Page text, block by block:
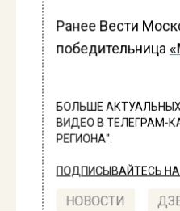
Ранее Вести
победительница
БОЛЬШЕ
ВИДЕО В ТЕЛЕГРАМ-
РЕГИОНА".
ПОДПИСЫВАЙТЕСЬ
НОВОСТИ